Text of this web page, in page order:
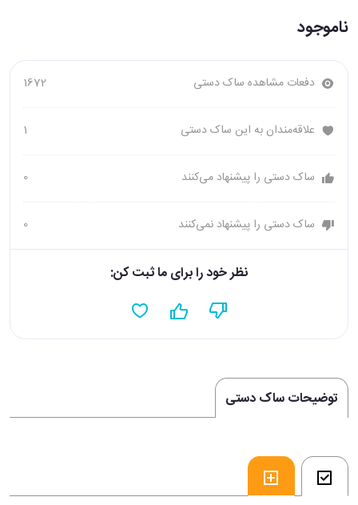
ناموجود
دفعات مشاهده ساک دستی 1672
علاقه‌مندان به این ساک دستی 1
ساک دستی را پیشنهاد می‌کنند 0
ساک دستی را پیشنهاد نمی‌کنند 0
نظر خود را برای ما ثبت کن:
توضیحات ساک دستی